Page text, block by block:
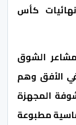
كأس
الشوق
الأفق وهم
المجهزة
مطبوعة